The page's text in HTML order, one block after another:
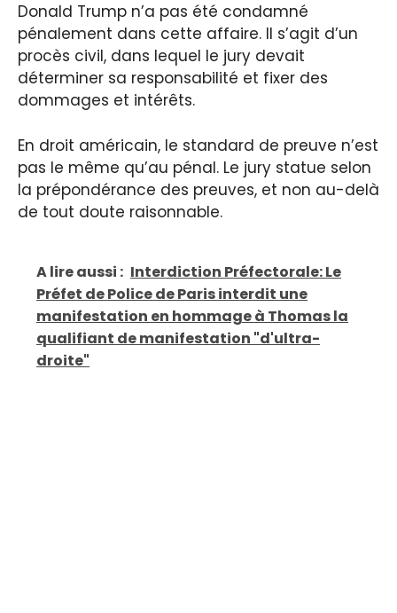
Donald Trump n’a pas été condamné
pénalement dans cette affaire. Il s’agit d’un
procès civil, dans lequel le jury devait
déterminer sa responsabilité et fixer des
dommages et intérêts.
En droit américain, le standard de preuve n’est
pas le même qu’au pénal. Le jury statue selon
la prépondérance des preuves, et non au-delà
de tout doute raisonnable.
A lire aussi : Interdiction Préfectorale: Le
Préfet de Police de Paris interdit une
manifestation en hommage à Thomas la
qualifiant de manifestation "d'ultra-
droite"